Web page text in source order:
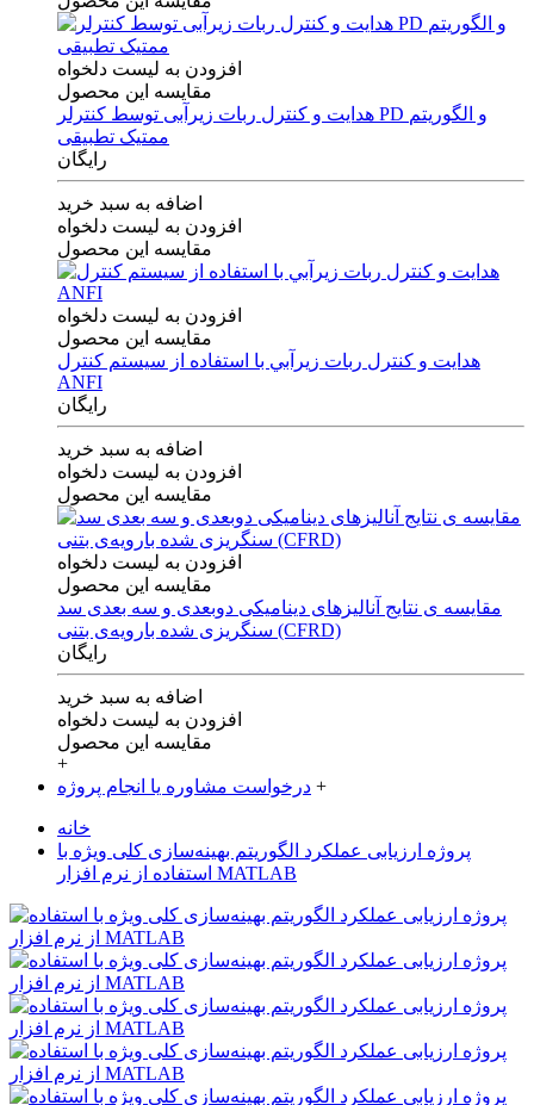
افزودن به لیست دلخواه
مقایسه این محصول
هدایت و کنترل ربات زیرآبی توسط کنترلر PD و الگوریتم
ممتیک تطبیقی
رایگان
اضافه به سبد خرید
افزودن به لیست دلخواه
مقایسه این محصول
افزودن به لیست دلخواه
مقایسه این محصول
هدايت و كنترل ربات زيرآبي با استفاده از سيستم كنترل
ANFI
رایگان
اضافه به سبد خرید
افزودن به لیست دلخواه
مقایسه این محصول
افزودن به لیست دلخواه
مقایسه این محصول
مقایسه ی‌ نتایج آنالیزهای‌ دینامیکی‌ دوبعدی‌ و‌ سه بعدی‌ سد
سنگریزی‌ شده با‌رویه‌ی‌ بتنی‌ (CFRD)
رایگان
اضافه به سبد خرید
افزودن به لیست دلخواه
مقایسه این محصول
+
درخواست مشاوره یا انجام پروژه +
خانه
پروژه ارزیابی عملکرد الگوریتم بهینه‌سازی کلی ویژه با
استفاده از نرم افزار MATLAB